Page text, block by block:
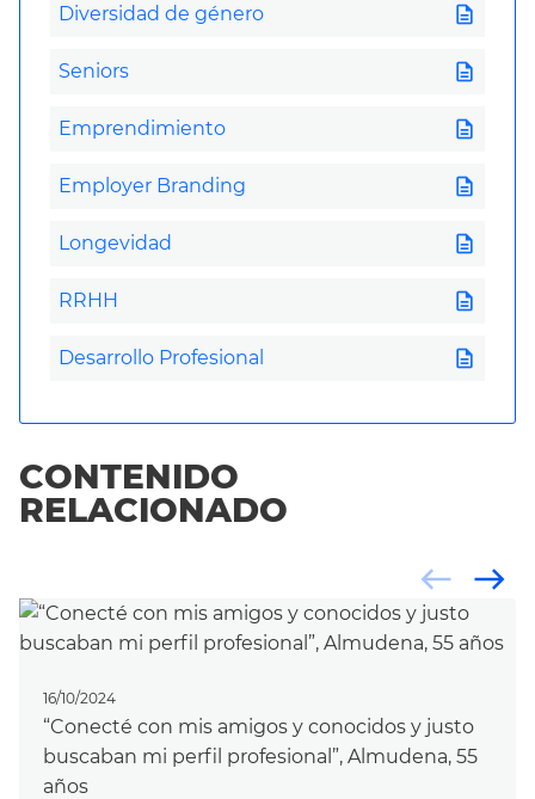
Diversidad de género description
Seniors description
Emprendimiento description
Employer Branding description
Longevidad description
RRHH description
Desarrollo Profesional description
CONTENIDO
RELACIONADO
16/10/2024
“Conecté con mis amigos y conocidos y justo
buscaban mi perfil profesional”, Almudena, 55
años
east
west